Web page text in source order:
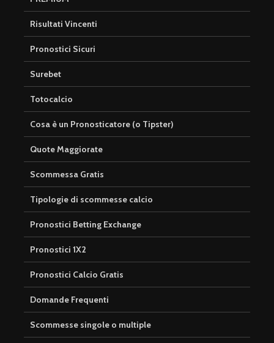
Risultati Vincenti
Pronostici Sicuri
Surebet
Totocalcio
Cosa è un Pronosticatore (o Tipster)
Quote Maggiorate
Scommessa Gratis
Tipologie di scommesse calcio
Pronostici Betting Exchange
Pronostici 1X2
Pronostici Calcio Gratis
Domande Frequenti
Scommesse singole o multiple